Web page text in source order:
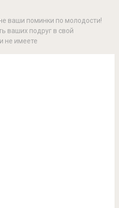
ваши поминки по молодости!
ваших подруг в свой
не имеете